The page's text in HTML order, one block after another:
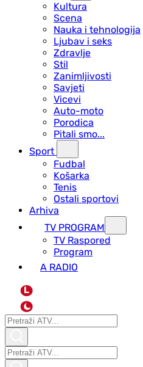
Kultura
Scena
Nauka i tehnologija
Ljubav i seks
Zdravlje
Stil
Zanimljivosti
Savjeti
Vicevi
Auto-moto
Porodica
Pitali smo...
Sport
Fudbal
Košarka
Tenis
Ostali sportovi
Arhiva
TV PROGRAM
ТV Raspored
Program
A RADIO
L